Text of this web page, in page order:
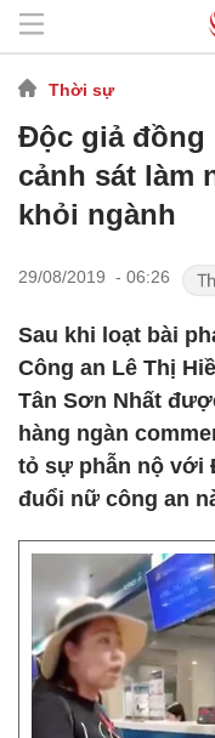
Thời sự
Độc giả đồng
cảnh sát làm
khỏi ngành
29/08/2019 - 06:26
Sau khi loạt bài
Công an Lê Thị
Tân Sơn Nhất
hàng ngàn
tỏ sự phẫn nộ với
đuổi nữ công an